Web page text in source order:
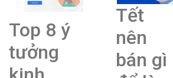
Top 8 ý
tưởng
Tết
nên
bán gì